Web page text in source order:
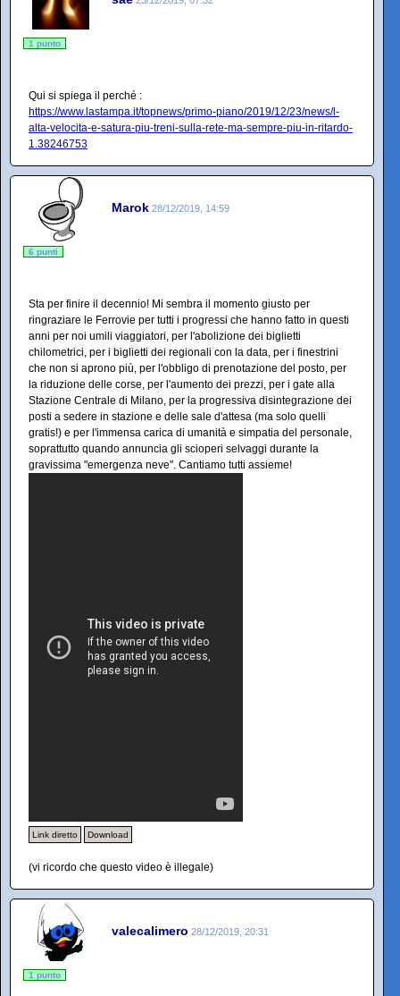
1 punto
Qui si spiega il perché :
https://www.lastampa.it/topnews/primo-piano/2019/12/23/news/l-
alta-velocita-e-satura-piu-treni-sulla-rete-ma-sempre-piu-in-ritardo-
1.38246753
Marok 28/12/2019, 14:59
6 punti
Sta per finire il decennio! Mi sembra il momento giusto per
ringraziare le Ferrovie per tutti i progressi che hanno fatto in questi
anni per noi umili viaggiatori, per l'abolizione dei biglietti
chilometrici, per i biglietti dei regionali con la data, per i finestrini
che non si aprono più, per l'obbligo di prenotazione del posto, per
la riduzione delle corse, per l'aumento dei prezzi, per i gate alla
Stazione Centrale di Milano, per la progressiva disintegrazione dei
posti a sedere in stazione e delle sale d'attesa (ma solo quelli
gratis!) e per l'immensa carica di umanità e simpatia del personale,
soprattutto quando annuncia gli scioperi selvaggi durante la
gravissima "emergenza neve". Cantiamo tutti assieme!
Link diretto Download
(vi ricordo che questo video è illegale)
valecalimero 28/12/2019, 20:31
1 punto